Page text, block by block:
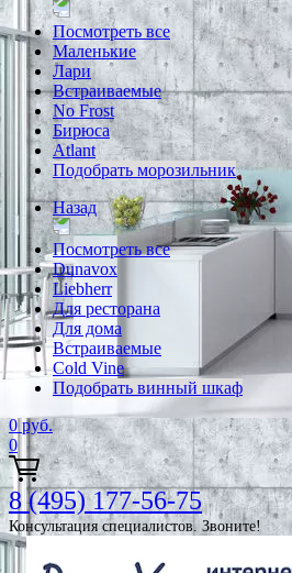
Посмотреть все
Маленькие
Лари
Встраиваемые
No Frost
Бирюса
Atlant
Подобрать морозильник
Назад
Посмотреть все
Dunavox
Liebherr
Для ресторана
Для дома
Встраиваемые
Cold Vine
Подобрать винный шкаф
0 руб.
0
8 (495) 177-56-75
Консультация специалистов. Звоните!